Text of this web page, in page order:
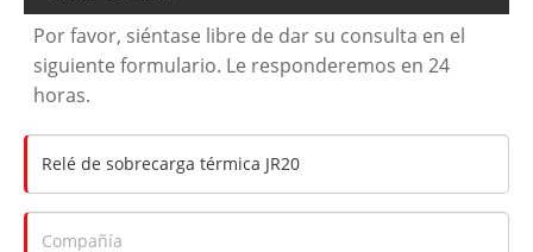
Por favor, siéntase libre de dar su consulta en el
siguiente formulario. Le responderemos en 24
horas.